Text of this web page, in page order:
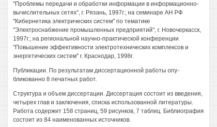
"Проблемы передачи и обработки информации в информационно-
вычислительных сетях", г. Рязань, 1997г.; на семинаре АН РФ
"Кибернетика электрических систем" по тематике
"Электроснабжение промышленных предприятий", г. Новочеркасск,
1997г.; на региональной научно-практической конференции
"Повышение эффективности электротехнических комплексов и
энергетических систем" г. Краснодар, 1998г.
Публикации. По результатам диссертационной работы опу-
бликованно 8 печатных работ.
Структура и объем диссертации. Диссертация состоит из введения,
четырех глав и заключения, списка использованной литературы.
Работа содержит 158 страниц, 59 рисунков, 7 таблиц. Библиография
состоит из 84 наименованных источников.